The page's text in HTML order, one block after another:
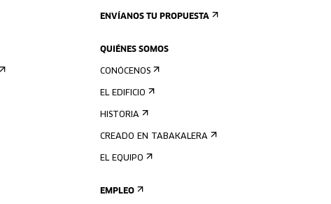
ENVÍANOS TU PROPUESTA
QUIÉNES SOMOS
CONÓCENOS
EL EDIFICIO
HISTORIA
CREADO EN TABAKALERA
EL EQUIPO
EMPLEO